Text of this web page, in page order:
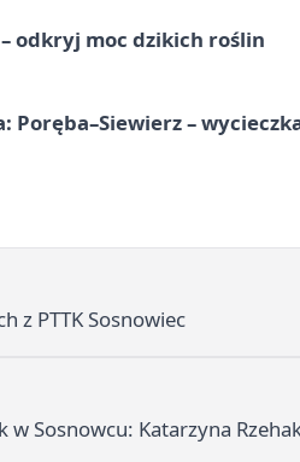
odkryj moc dzikich roślin
Poręba–Siewierz –
z PTTK Sosnowiec
w Sosnowcu: Katarzyna